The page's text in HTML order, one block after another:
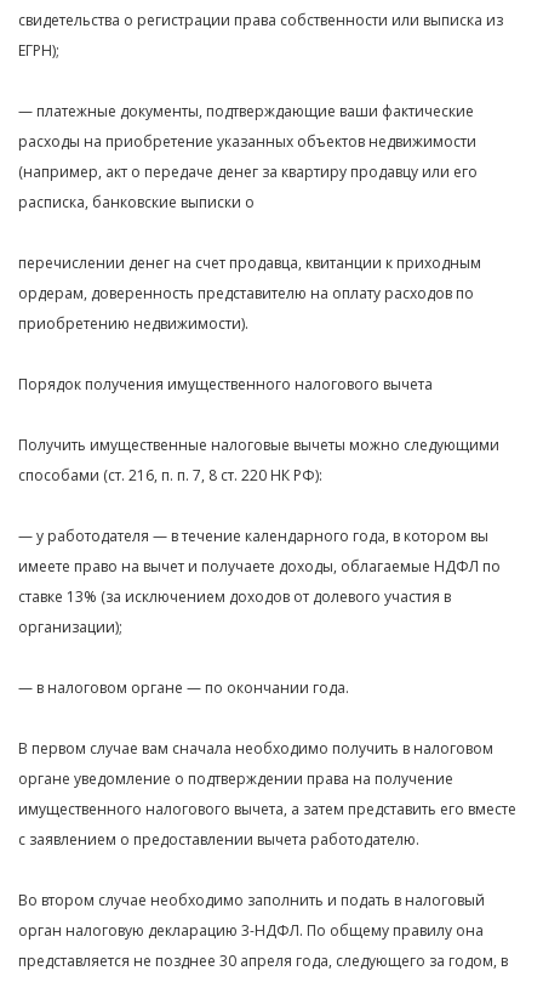
свидетельства о регистрации права собственности или выписка из
ЕГРН);
— платежные документы, подтверждающие ваши фактические
расходы на приобретение указанных объектов недвижимости
(например, акт о передаче денег за квартиру продавцу или его
расписка, банковские выписки о
перечислении денег на счет продавца, квитанции к приходным
ордерам, доверенность представителю на оплату расходов по
приобретению недвижимости).
Порядок получения имущественного налогового вычета
Получить имущественные налоговые вычеты можно следующими
способами (ст. 216, п. п. 7, 8 ст. 220 НК РФ):
— у работодателя — в течение календарного года, в котором вы
имеете право на вычет и получаете доходы, облагаемые НДФЛ по
ставке 13% (за исключением доходов от долевого участия в
организации);
— в налоговом органе — по окончании года.
В первом случае вам сначала необходимо получить в налоговом
органе уведомление о подтверждении права на получение
имущественного налогового вычета, а затем представить его вместе
с заявлением о предоставлении вычета работодателю.
Во втором случае необходимо заполнить и подать в налоговый
орган налоговую декларацию 3-НДФЛ. По общему правилу она
представляется не позднее 30 апреля года, следующего за годом, в